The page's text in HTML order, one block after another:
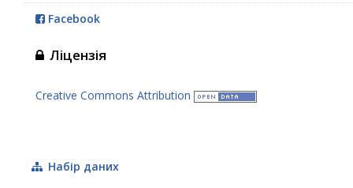
Facebook
Ліцензія
Creative Commons Attribution
Набір даних